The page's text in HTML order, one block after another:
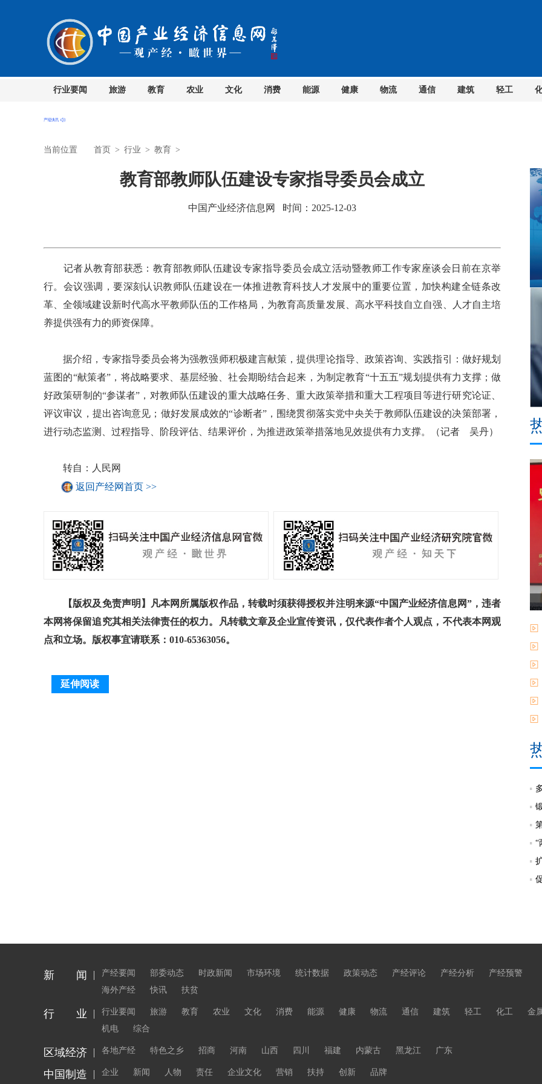
行业要闻 旅游 教育 农业 文化 消费 能源 健康 物流 通信 建筑 轻工
当前位置 首页 > 行业 > 教育 >
教育部教师队伍建设专家指导委员会成立
中国产业经济信息网 时间：2025-12-03
记者从教育部获悉：教育部教师队伍建设专家指导委员会成立活动暨教师工作专家座谈会日前在京举
行。会议强调，要深刻认识教师队伍建设在一体推进教育科技人才发展中的重要位置，加快构建全链条改
革、全领域建设新时代高水平教师队伍的工作格局，为教育高质量发展、高水平科技自立自强、人才自主培
养提供强有力的师资保障。
据介绍，专家指导委员会将为强教强师积极建言献策，提供理论指导、政策咨询、实践指引：做好规划
蓝图的“献策者”，将战略要求、基层经验、社会期盼结合起来，为制定教育“十五五”规划提供有力支撑；做
好政策研制的“参谋者”，对教师队伍建设的重大战略任务、重大政策举措和重大工程项目等进行研究论证、
评议审议，提出咨询意见；做好发展成效的“诊断者”，围绕贯彻落实党中央关于教师队伍建设的决策部署，
进行动态监测、过程指导、阶段评估、结果评价，为推进政策举措落地见效提供有力支撑。（记者 吴丹）
转自：人民网
返回产经网首页 >>
【版权及免责声明】凡本网所属版权作品，转载时须获得授权并注明来源“中国产业经济信息网”，违者
本网将保留追究其相关法律责任的权力。凡转载文章及企业宣传资讯，仅代表作者个人观点，不代表本网观
点和立场。版权事宜请联系：010-65363056。
延伸阅读
“
新 闻 产经要闻 部委动态 时政新闻 市场环境 统计数据 政策动态 产经评论 产经分析
产经预警
海外产经
快讯 扶贫
行 业 行业要闻 旅游 教育 农业 文化 消费 能源 健康 物流 通信 建筑 轻工 化工
金
机电
综合
区域经济 各地产经 特色之乡 招商 河南 山西 四川 福建 内蒙古 黑龙江 广东
中国制造 企业 新闻 人物 责任 企业文化 营销 扶持 创新 品牌